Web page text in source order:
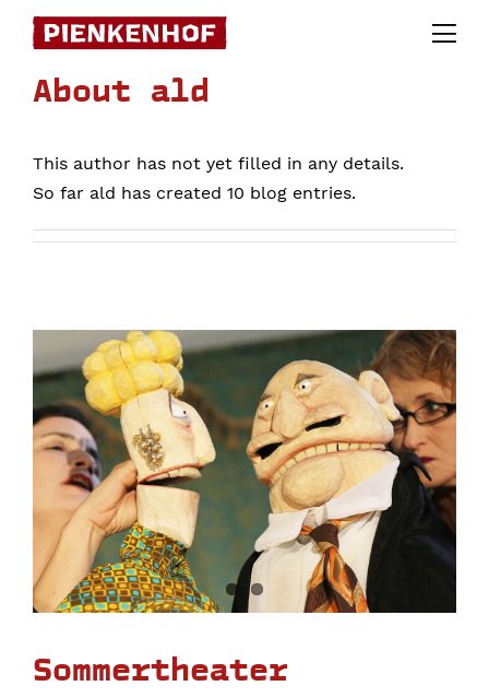
Skip
contentAbout ald
This author has not yet filled in any details.
So far ald has created 10 blog entries.
Sommertheater